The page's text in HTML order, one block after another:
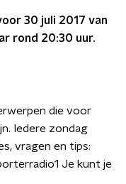
30 juli 2017 van
rond 20:30 uur.
die voor
Iedere zondag
vragen en tips:
Je kunt je